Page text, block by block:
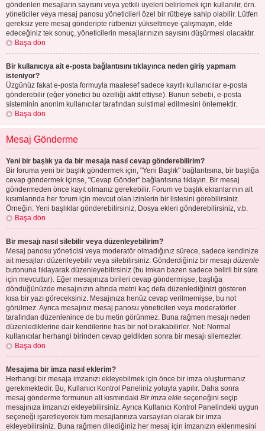
gönderilen mesajların sayısını veya yetkili üyeleri belirlemek için kullanılır, örn.
yöneticiler veya mesaj panosu yöneticileri özel bir rütbeye sahip olabilir. Lütfen
gereksiz yere mesaj gönderipte rütbenizi yükseltmeye çalışmayın, elde
edeceğiniz tek sonuç, yöneticilerin mesajlarınızın sayısını düşürmesi olacaktır.
Başa dön
Bir kullanıcıya ait e-posta bağlantısını tıklayınca neden giriş yapmam
isteniyor?
Üzgünüz fakat e-posta formuyla maalesef sadece kayıtlı kullanıcılar e-posta
gönderebilir (eğer yönetici bu özelliği aktif ettiyse). Bunun sebebi, e-posta
sisteminin anonim kullanıcılar tarafından suistimal edilmesini önlemektir.
Başa dön
Mesaj Gönderme
Yeni bir başlık ya da bir mesaja nasıl cevap gönderebilirim?
Bir foruma yeni bir başlık göndermek için, "Yeni Başlık" bağlantısına, bir başlığa
cevap göndermek içinse, "Cevap Gönder" bağlantısına tıklayın. Bir mesaj
göndermeden önce kayıt olmanız gerekebilir. Forum ve başlık ekranlarının alt
kısımlarında her forum için mevcut olan izinlerin bir listesini görebilirsiniz.
Örneğin: Yeni başlıklar gönderebilirsiniz, Dosya ekleri gönderebilirsiniz, v.b.
Başa dön
Bir mesajı nasıl silebilir veya düzenleyebilirim?
Mesaj panosu yöneticisi veya moderatör olmadığınız sürece, sadece kendinize
ait mesajları düzenleyebilir veya silebilirsiniz. Gönderdiğiniz bir mesajı düzenle
butonuna tıklayarak düzenleyebilirsiniz (bu imkan bazen sadece belirli bir süre
için mevcuttur). Eğer mesajınıza birileri cevap göndermişse, başlığa
döndüğünüzde mesajınızın altında metni kaç defa düzenlediğinizi gösteren
kısa bir yazı göreceksiniz. Mesajınıza henüz cevap verilmemişse, bu not
görülmez. Ayrıca mesajınız mesaj panosu yöneticileri veya moderatörler
tarafından düzenlenince de bu metin görünmez. Buna rağmen mesajı neden
düzenlediklerine dair kendilerine has bir not bırakabilirler. Not: Normal
kullanıcılar herhangi birinden cevap geldikten sonra bir mesajı silemezler.
Başa dön
Mesajıma bir imza nasıl eklerim?
Herhangi bir mesaja imzanızı ekleyebilmek için önce bir imza oluşturmanız
gerekmektedir. Bu, Kullanıcı Kontrol Paneliniz yoluyla yapılır. Daha sonra
mesaj gönderme formunun alt kısmındaki Bir imza ekle seçeneğini seçip
mesajınıza imzanızı ekleyebilirsiniz. Ayrıca Kullanıcı Kontrol Panelindeki uygun
seçeneği işaretleyerek tüm mesajlarınıza varsayılan olarak bir imza
ekleyebilirsiniz. Buna rağmen dilediğiniz her mesaj için imzanızın eklenmesini